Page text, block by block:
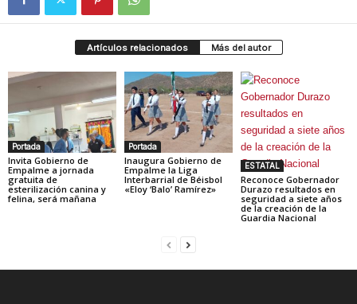
Artículos relacionados Más del autor
Portada
Invita Gobierno de
Empalme a jornada
gratuita de
esterilización canina y
felina, será mañana
Portada
Inaugura Gobierno de
Empalme la Liga
Interbarrial de Béisbol
«Eloy ‘Balo’ Ramírez»
ESTATAL
Reconoce Gobernador
Durazo resultados en
seguridad a siete años
de la creación de la
Guardia Nacional